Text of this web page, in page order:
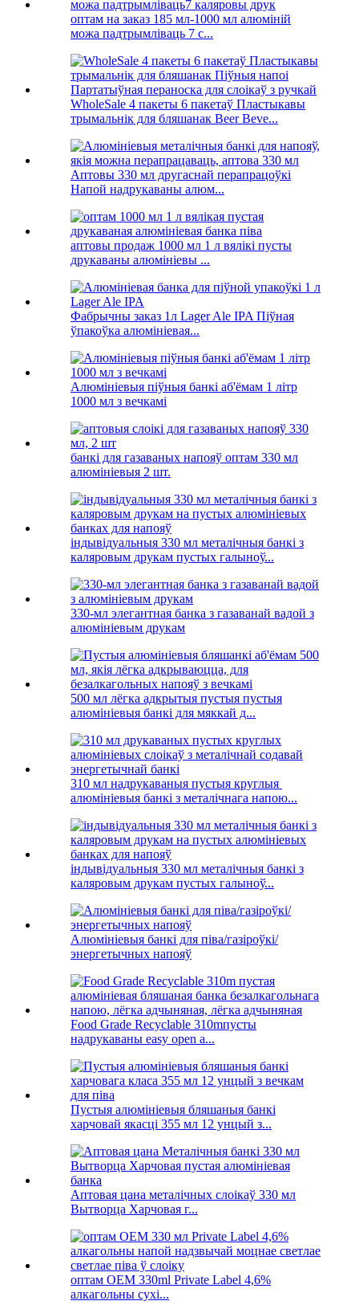
оптам на заказ 185 мл-1000 мл алюміній
можа падтрымліваць 7 с...
WholeSale 4 пакеты 6 пакетаў Пластыкавы
трымальнік для бляшанак Beer Beve...
Аптовы 330 мл другаснай перапрацоўкі
Напой надрукаваны алюм...
аптовы продаж 1000 мл 1 л вялікі пусты
друкаваны алюмініевы ...
Фабрычны заказ 1л Lager Ale IPA Піўная
ўпакоўка алюмініевая...
Алюмініевыя піўныя банкі аб'ёмам 1 літр
1000 мл з вечкамі
банкі для газаваных напояў оптам 330 мл
алюмініевыя 2 шт.
індывідуальныя 330 мл металічныя банкі з
каляровым друкам пустых галыноў...
330-мл элегантная банка з газаванай вадой з
алюмініевым друкам
500 мл лёгка адкрытыя пустыя пустыя
алюмініевыя банкі для мяккай д...
310 мл надрукаваныя пустыя круглыя ​​
алюмініевыя банкі з металічнага напою...
індывідуальныя 330 мл металічныя банкі з
каляровым друкам пустых галыноў...
Алюмініевыя банкі для піва/газіроўкі/
энергетычных напояў
Food Grade Recyclable 310mпусты
надрукаваны easy open a...
Пустыя алюмініевыя бляшаныя банкі
харчовай якасці 355 мл 12 унцый з...
Аптовая цана металічных слоікаў 330 мл
Вытворца Харчовая г...
оптам OEM 330ml Private Label 4,6%
алкагольны сухі...